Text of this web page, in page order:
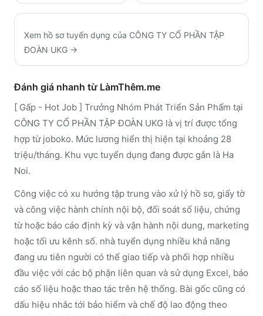
Xem hồ sơ tuyển dụng của CÔNG TY CỔ PHẦN TẬP
ĐOÀN UKG →
Đánh giá nhanh từ LàmThêm.me
[ Gấp - Hot Job ] Trưởng Nhóm Phát Triển Sản Phẩm tại
CÔNG TY CỔ PHẦN TẬP ĐOÀN UKG là vị trí được tổng
hợp từ joboko. Mức lương hiển thị hiện tại khoảng 28
triệu/tháng. Khu vực tuyển dụng đang được gắn là Ha
Noi.
Công việc có xu hướng tập trung vào xử lý hồ sơ, giấy tờ
và công việc hành chính nội bộ, đối soát số liệu, chứng
từ hoặc báo cáo định kỳ và vận hành nội dung, marketing
hoặc tối ưu kênh số. nhà tuyển dụng nhiều khả năng
đang ưu tiên người có thể giao tiếp và phối hợp nhiều
đầu việc với các bộ phận liên quan và sử dụng Excel, báo
cáo số liệu hoặc thao tác trên hệ thống. Bài gốc cũng có
dấu hiệu nhắc tới bảo hiểm và chế độ lao động theo